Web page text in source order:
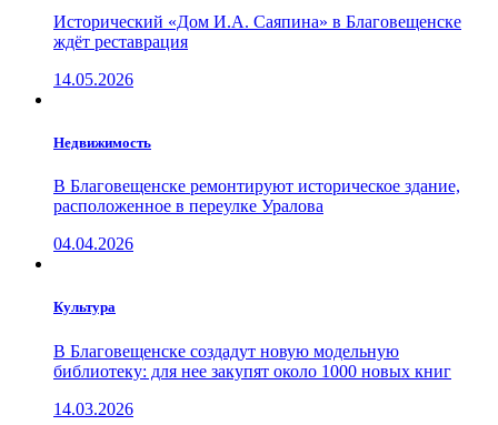
Исторический «Дом И.А. Саяпина» в Благовещенске
ждёт реставрация
14.05.2026
Недвижимость
В Благовещенске ремонтируют историческое здание,
расположенное в переулке Уралова
04.04.2026
Культура
В Благовещенске создадут новую модельную
библиотеку: для нее закупят около 1000 новых книг
14.03.2026